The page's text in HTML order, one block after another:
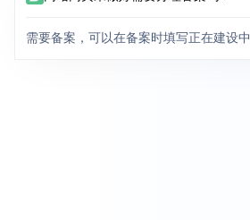
需要备案，可以在备案时填写正在建设中